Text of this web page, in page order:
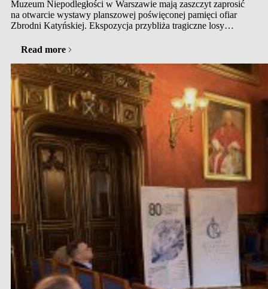
Muzeum Niepodległości w Warszawie mają zaszczyt zaprosić
na otwarcie wystawy planszowej poświęconej pamięci ofiar
Zbrodni Katyńskiej. Ekspozycja przybliża tragiczne losy
zostało brutalnie przerwane w 1940 roku. To poruszająca
Read more